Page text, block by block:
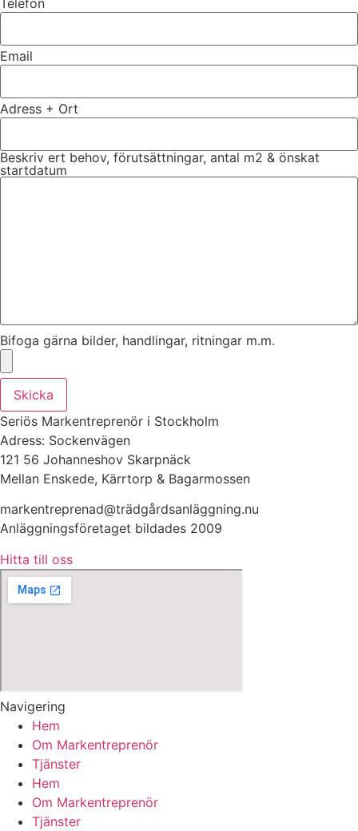
Telefon
Email
Adress + Ort
Beskriv ert behov, förutsättningar, antal m2 & önskat
startdatum
Bifoga gärna bilder, handlingar, ritningar m.m.
Skicka
Seriös Markentreprenör i Stockholm
Adress: Sockenvägen
121 56 Johanneshov Skarpnäck
Mellan Enskede, Kärrtorp & Bagarmossen
markentreprenad@trädgårdsanläggning.nu
Anläggningsföretaget bildades 2009
Hitta till oss
Navigering
Hem
Om Markentreprenör
Tjänster
Hem
Om Markentreprenör
Tjänster